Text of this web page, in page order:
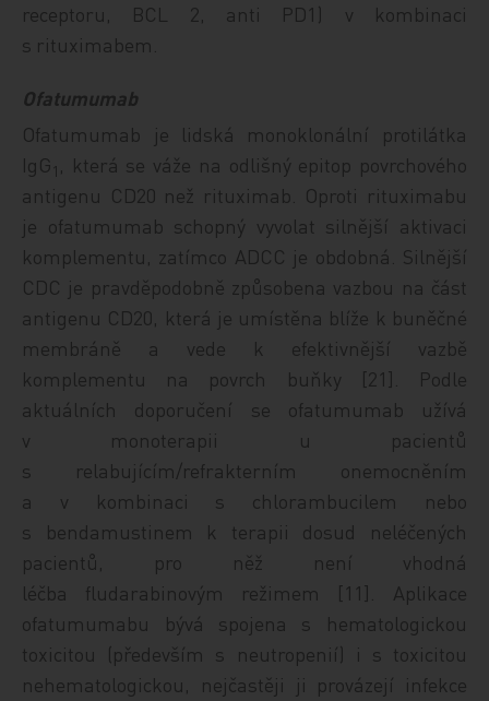
receptoru, BCL 2, anti PD1) v kombinaci
s rituximabem.
Ofatumumab
Ofatumumab je lidská monoklonální protilátka
IgG 1 , která se váže na odlišný epitop povrchového
antigenu CD20 než rituximab. Oproti rituximabu
je ofatumumab schopný vyvolat silnější aktivaci
komplementu, zatímco ADCC je obdobná. Silnější
CDC je pravděpodobně způsobena vazbou na část
antigenu CD20, která je umístěna blíže k buněčné
membráně a vede k efektivnější vazbě
komplementu na povrch buňky [21]. Podle
aktuálních doporučení se ofatumumab užívá
v monoterapii u pacientů
s relabujícím/refrakterním onemocněním
a v kombinaci s chlorambucilem nebo
s bendamustinem k terapii dosud neléčených
pacientů, pro něž není vhodná
léčba fludarabinovým režimem [11]. Aplikace
ofatumumabu bývá spojena s hematologickou
toxicitou (především s neutropenií) i s toxicitou
nehematologickou, nejčastěji ji provázejí infekce